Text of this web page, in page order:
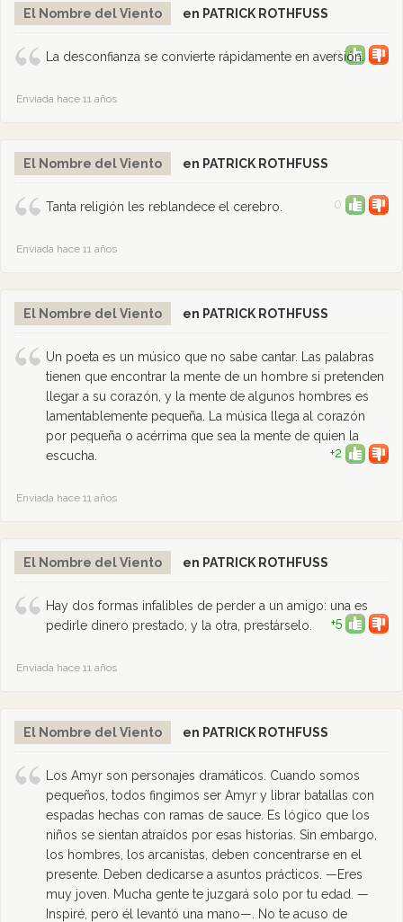
El Nombre del Viento en PATRICK ROTHFUSS
La desconfianza se convierte rápidamente en aversión.
0
Enviada hace 11 años
El Nombre del Viento en PATRICK ROTHFUSS
Tanta religión les reblandece el cerebro. 0
Enviada hace 11 años
El Nombre del Viento en PATRICK ROTHFUSS
Un poeta es un músico que no sabe cantar. Las palabras
tienen que encontrar la mente de un hombre si pretenden
llegar a su corazón, y la mente de algunos hombres es
lamentablemente pequeña. La música llega al corazón
por pequeña o acérrima que sea la mente de quien la
escucha.
+2
Enviada hace 11 años
El Nombre del Viento en PATRICK ROTHFUSS
Hay dos formas infalibles de perder a un amigo: una es
pedirle dinero prestado, y la otra, prestárselo.
+5
Enviada hace 11 años
El Nombre del Viento en PATRICK ROTHFUSS
Los Amyr son personajes dramáticos. Cuando somos
pequeños, todos fingimos ser Amyr y librar batallas con
espadas hechas con ramas de sauce. Es lógico que los
niños se sientan atraídos por esas historias. Sin embargo,
los hombres, los arcanistas, deben concentrarse en el
presente. Deben dedicarse a asuntos prácticos. —Eres
muy joven. Mucha gente te juzgará solo por tu edad. —
Inspiré, pero él levantó una mano—. No te acuso de